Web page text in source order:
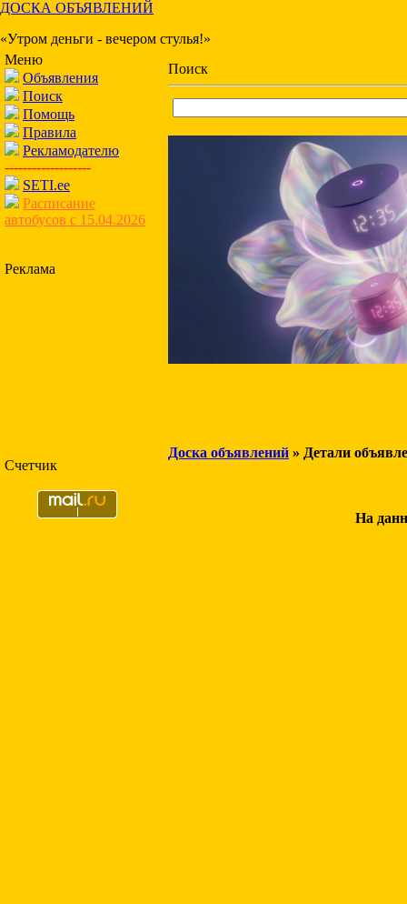
ДОСКА ОБЪЯВЛЕНИЙ
«Утром деньги - вечером стулья!»
Меню
Объявления
Поиск
Помощь
Правила
Рекламодателю
-------------------
SETI.ee
Расписание
автобусов с 15.04.2026
Реклама
Счетчик
Поиск
Доска объявлений » Детали
На